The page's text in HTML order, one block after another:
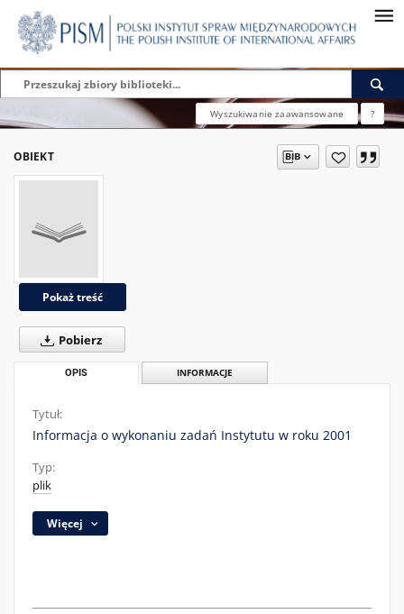
Wyszukiwanie zaawansowane ?
OBIEKT
Pokaż treść
Pobierz
OPIS INFORMACJE
Tytuł:
Informacja o wykonaniu zadań Instytutu w roku 2001
Typ:
plik
Więcej